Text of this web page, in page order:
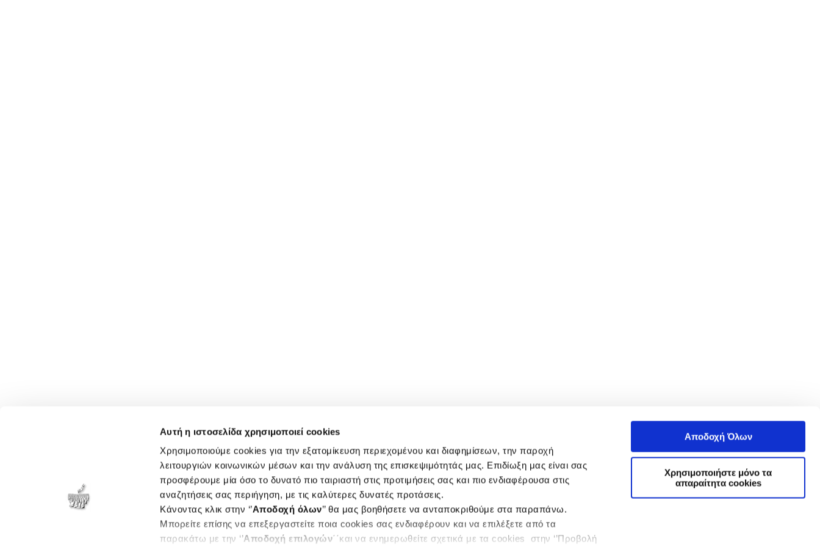
Αυτή η ιστοσελίδα χρησιμοποιεί cookies
Χρησιμοποιούμε cookies για την εξατομίκευση περιεχομένου και διαφημίσεων, την παροχή
λειτουργιών κοινωνικών μέσων και την ανάλυση της επισκεψιμότητάς μας. Επιδίωξη μας είναι σας
προσφέρουμε μία όσο το δυνατό πιο ταιριαστή στις προτιμήσεις σας και πιο ενδιαφέρουσα στις
αναζητήσεις σας περιήγηση, με τις καλύτερες δυνατές προτάσεις.
Κάνοντας κλικ στην ‘’Αποδοχή όλων’’ θα μας βοηθήσετε να ανταποκριθούμε στα παραπάνω.
Μπορείτε επίσης να επεξεργαστείτε ποια cookies σας ενδιαφέρουν και να επιλέξετε από τα
παρακάτω με την ‘’Αποδοχή επιλογών΄΄και να ενημερωθείτε σχετικά με τα cookies στην ‘’Προβολή
Αποδοχή Όλων
Χρησιμοποιήστε μόνο τα
απαραίτητα cookies